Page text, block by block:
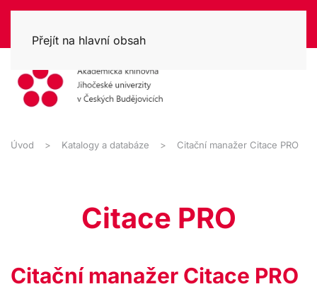
Přejít na hlavní obsah
Úvod Katalogy a databáze Citační manažer Citace PRO
Citace PRO
Citační manažer Citace PRO